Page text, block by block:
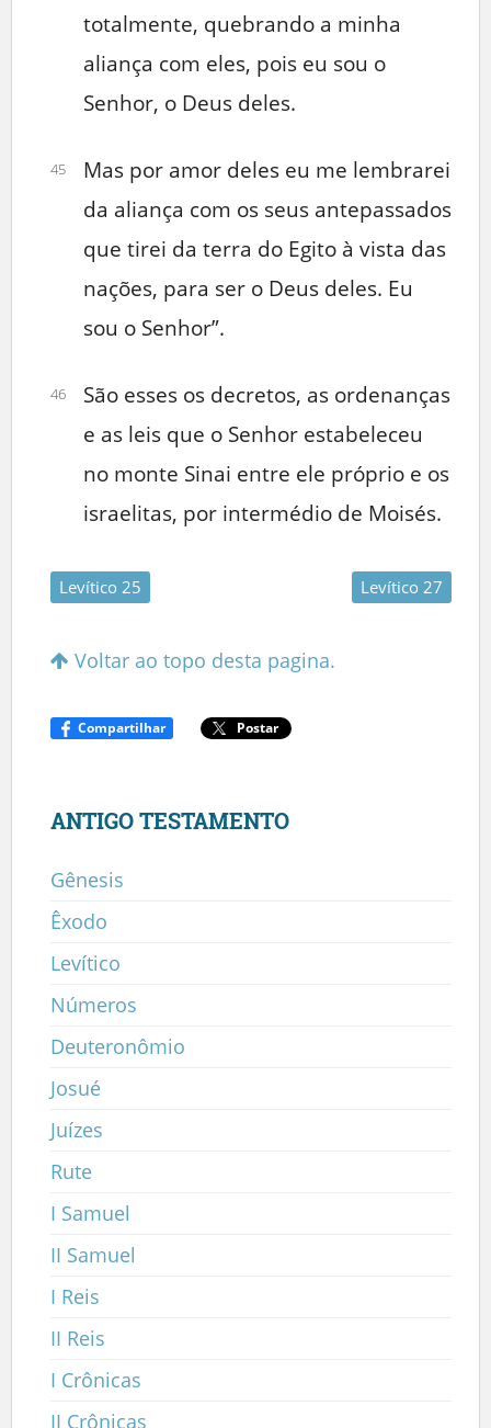
totalmente, quebrando a minha
aliança com eles, pois eu sou o
Senhor, o Deus deles.
45
Mas por amor deles eu me lembrarei
da aliança com os seus antepassados
que tirei da terra do Egito à vista das
nações, para ser o Deus deles. Eu
sou o Senhor”.
46
São esses os decretos, as ordenanças
e as leis que o Senhor estabeleceu
no monte Sinai entre ele próprio e os
israelitas, por intermédio de Moisés.
Levítico 25 Levítico 27
Voltar ao topo desta pagina.
Compartilhar Postar
ANTIGO TESTAMENTO
Gênesis
Êxodo
Levítico
Números
Deuteronômio
Josué
Juízes
Rute
I Samuel
II Samuel
I Reis
II Reis
I Crônicas
II Crônicas